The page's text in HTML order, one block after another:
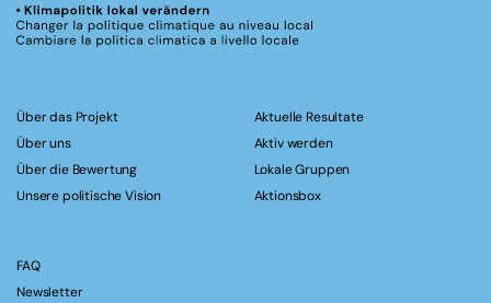
Über das Projekt
Über uns
Über die Bewertung
Unsere politische Vision
Aktuelle Resultate
Aktiv werden
Lokale Gruppen
Aktionsbox
FAQ
Newsletter